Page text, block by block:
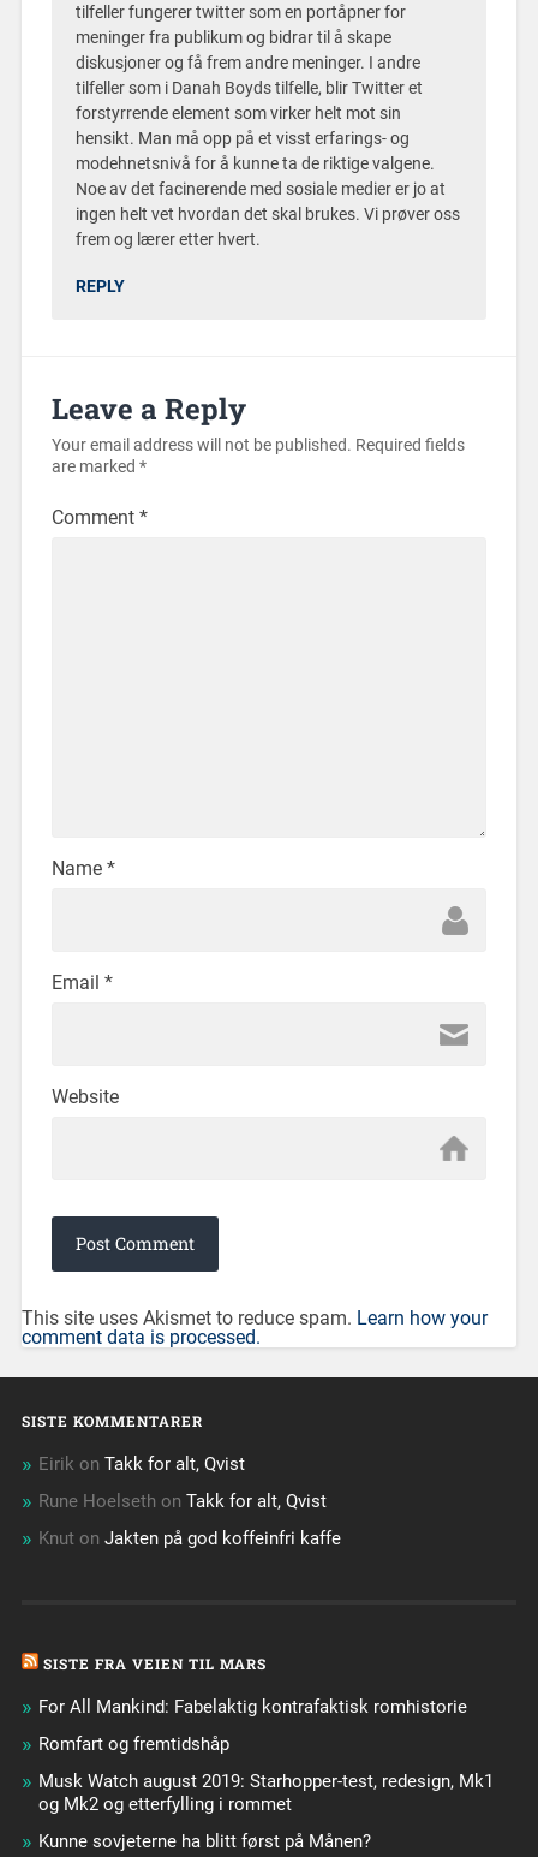
tilfeller fungerer twitter som en portåpner for
meninger fra publikum og bidrar til å skape
diskusjoner og få frem andre meninger. I andre
tilfeller som i Danah Boyds tilfelle, blir Twitter et
forstyrrende element som virker helt mot sin
hensikt. Man må opp på et visst erfarings- og
modehnetsnivå for å kunne ta de riktige valgene.
Noe av det facinerende med sosiale medier er jo at
ingen helt vet hvordan det skal brukes. Vi prøver oss
frem og lærer etter hvert.
REPLY
Leave a Reply
Your email address will not be published. Required fields
are marked *
Comment *
Name *
Email *
Website
This site uses Akismet to reduce spam. Learn how your
comment data is processed.
SISTE KOMMENTARER
Eirik on Takk for alt, Qvist
Rune Hoelseth on Takk for alt, Qvist
Knuton Jakten på god koffeinfri kaffe
SISTE FRA VEIEN TIL MARS
For All Mankind: Fabelaktig kontrafaktisk romhistorie
Romfart og fremtidshåp
Musk Watch august 2019: Starhopper-test, redesign, Mk1
og Mk2 og etterfylling i rommet
Kunne sovjeterne ha blitt først på Månen?